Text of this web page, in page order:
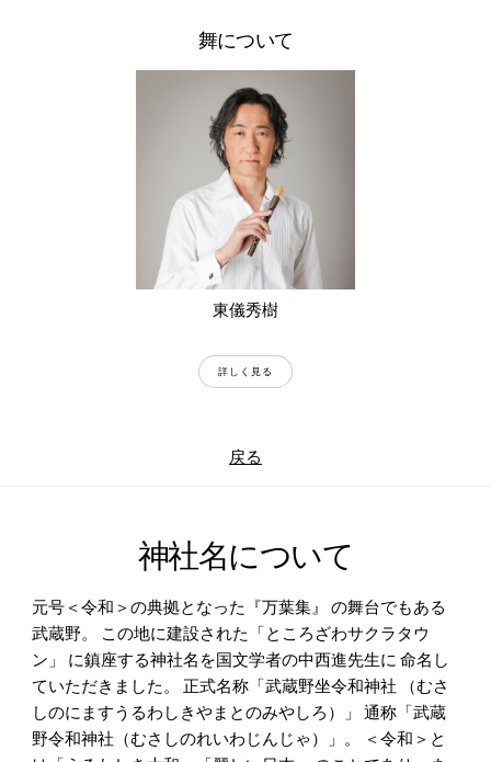
舞について
東儀秀樹
詳しく見る
戻る
神社名について
元号＜令和＞の典拠となった『万葉集』 の舞台でもある
武蔵野。 この地に建設された「ところざわサクラタウ
ン」 に鎮座する神社名を国文学者の中西進先生に 命名し
ていただきました。 正式名称「武蔵野坐令和神社 （むさ
しのにますうるわしきやまとのみやしろ）」 通称「武蔵
野令和神社（むさしのれいわじんじゃ）」。 ＜令和＞と